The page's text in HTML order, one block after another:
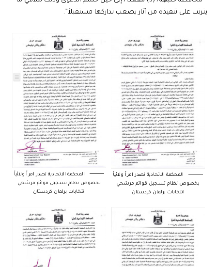
يترتب على تنفيذه من آثار يصعب تداركها مستقبلاً”.
المحكمة الاتحادية تصدر امراً ولائياً
بخصوص نظام تسجيل قوائم مرشحي
انتخابات برلمان كردستان
المحكمة الاتحادية تصدر امراً ولائياً
بخصوص نظام تسجيل قوائم مرشحي
انتخابات برلمان كردستان